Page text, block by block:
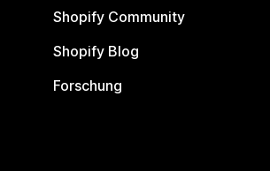
Shopify Community
Shopify Blog
Forschung